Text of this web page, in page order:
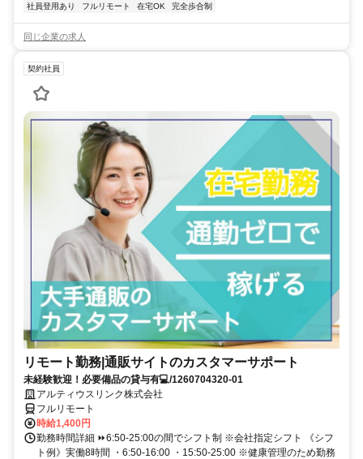
社員登用あり フルリモート 在宅OK 完全歩合制
同じ企業の求人
契約社員
リモート勤務|通販サイトのカスタマーサポート
未経験歓迎！必要備品の貸与有💻/1260704320-01
アルティウスリンク株式会社
フルリモート
時給1,400円
勤務時間詳細 ⏩6:50-25:00の間でシフト制 ※会社指定シフト 《シフ
ト例》実働8時間 ・6:50-16:00 ・15:50-25:00 ※健康管理のため勤務